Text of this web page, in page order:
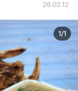
26.02.12
1/1